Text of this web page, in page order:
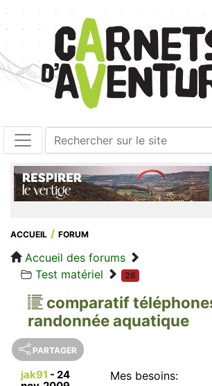
ACCUEIL FORUM
Accueil des forums
Test matériel
26
comparatif
randonnée aquatique
PARTAGER
jak91 - 24
Mes besoins: